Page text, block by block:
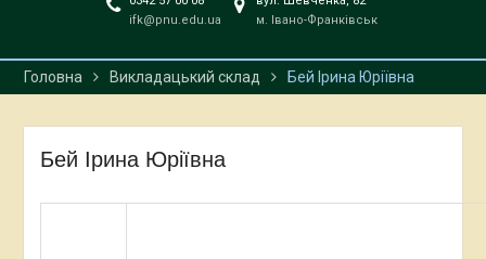
ifk@pnu.edu.ua
м. Івано-Франківськ
Головна Викладацький склад Бей Ірина Юріївна
Бей Ірина Юріївна